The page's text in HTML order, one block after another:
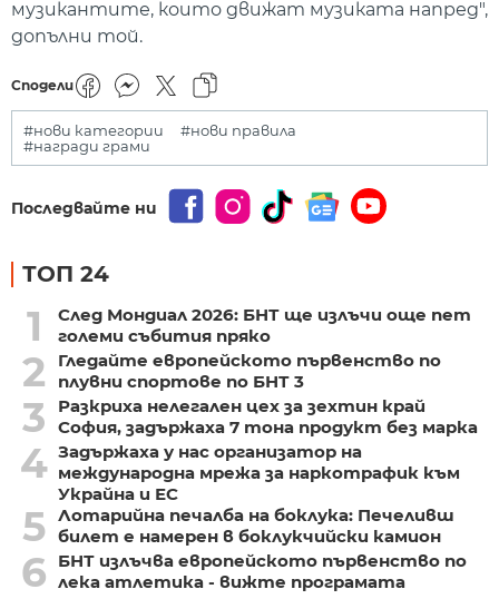
музикантите, които движат музиката напред",
допълни той.
Сподели
#нови категории
#нови правила
#награди грами
Последвайте ни
ТОП 24
1
След Мондиал 2026: БНТ ще излъчи още пет
големи събития пряко
2
Гледайте европейското първенство по
плувни спортове по БНТ 3
3
Разкриха нелегален цех за зехтин край
София, задържаха 7 тона продукт без марка
4 Задържаха у нас организатор на
международна мрежа за наркотрафик към
Украйна и ЕС
5 Лотарийна печалба на боклука: Печеливш
билет е намерен в боклукчийски камион
6
БНТ излъчва европейското първенство по
лека атлетика - вижте програмата